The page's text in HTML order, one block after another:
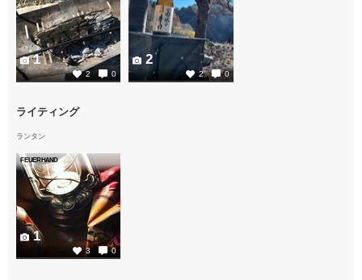
2 0
1
2 0
2
ライティング
ランタン
FEUERHAND
3 0
1